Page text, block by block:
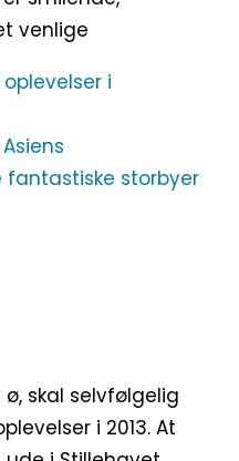
venlige
i
storbyer
skal selvfølgelig
i 2013. At